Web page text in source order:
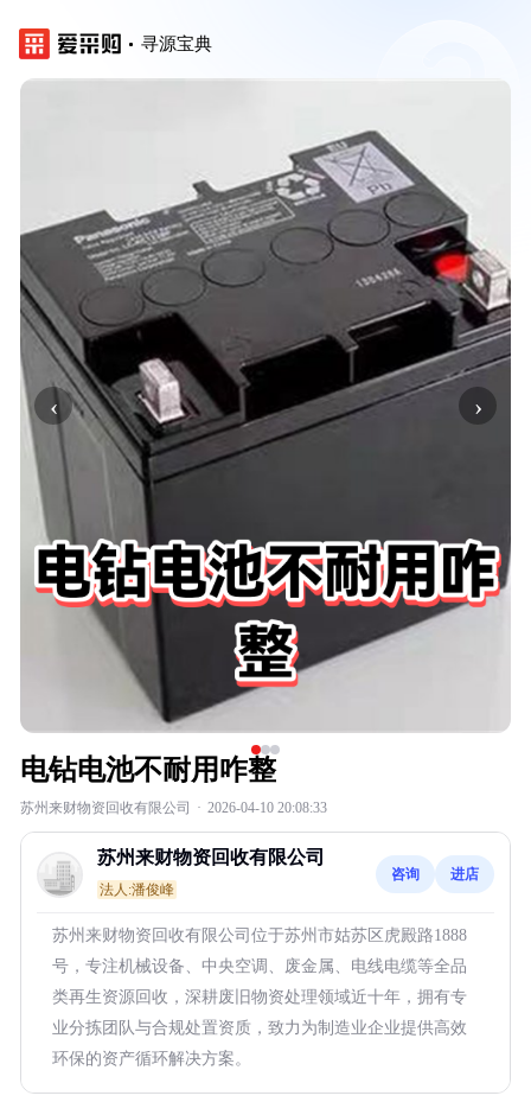
寻源宝典
‹ ›
电钻电池不耐用咋整
苏州来财物资回收有限公司 · 2026-04-10 20:08:33
苏州来财物资回收有限公司
法人:潘俊峰
咨询 进店
苏州来财物资回收有限公司位于苏州市姑苏区虎殿路1888
号，专注机械设备、中央空调、废金属、电线电缆等全品
类再生资源回收，深耕废旧物资处理领域近十年，拥有专
业分拣团队与合规处置资质，致力为制造业企业提供高效
环保的资产循环解决方案。